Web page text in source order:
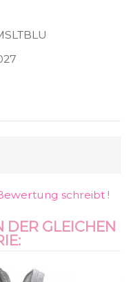
schreibt !
DER GLEICHEN